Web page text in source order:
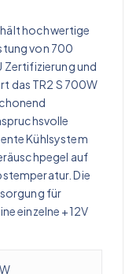
hochwertige
von 700
Zertifizierung und
das TR2 S 700W
Kühlsystem
auf
Die
für
einzelne +12V